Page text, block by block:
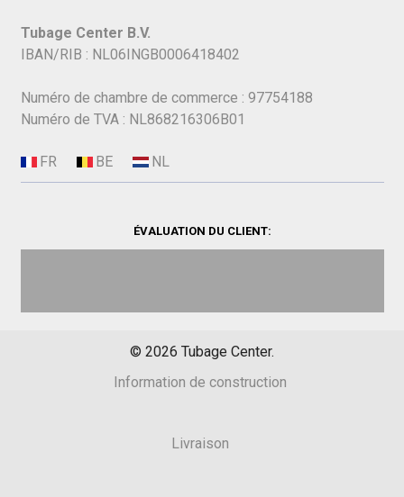
Tubage Center B.V.
IBAN/RIB : NL06INGB0006418402
Numéro de chambre de commerce : 97754188
Numéro de TVA : NL868216306B01
ÉVALUATION DU CLIENT:
© 2026 Tubage Center.
Information de construction
Livraison